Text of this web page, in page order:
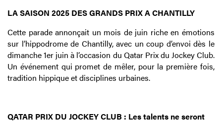
LA SAISON 2025 DES GRANDS PRIX A CHANTILLY
Cette parade annonçait un mois de juin riche en émotions
sur l’hippodrome de Chantilly, avec un coup d’envoi dès le
dimanche 1er juin à l’occasion du Qatar Prix du Jockey Club.
Un événement qui promet de mêler, pour la première fois,
tradition hippique et disciplines urbaines.
QATAR PRIX DU JOCKEY CLUB : Les talents ne seront